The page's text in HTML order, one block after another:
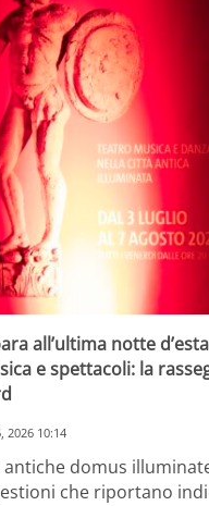
all’ultima notte
e spettacoli: la
2026 10:14
antiche domus
che riportano